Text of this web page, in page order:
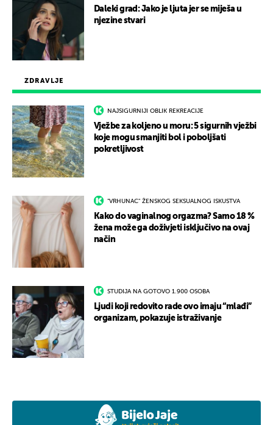
ZDRAVLJE
NAJSIGURNIJI OBLIK REKREACIJE
Vježbe za koljeno u moru: 5 sigurnih vježbi
koje mogu smanjiti bol i poboljšati
pokretljivost
"VRHUNAC" ŽENSKOG SEKSUALNOG ISKUSTVA
Kako do vaginalnog orgazma? Samo 18 %
žena može ga doživjeti isključivo na ovaj
način
STUDIJA NA GOTOVO 1.900 OSOBA
Ljudi koji redovito rade ovo imaju “mlađi”
organizam, pokazuje istraživanje
Daleki grad: Jako je ljuta jer se miješa u
njezine stvari